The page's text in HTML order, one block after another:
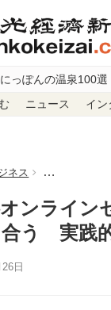
にっぽんの温泉100選
ニュース イン
ネス 【無料オンラ
オンライ
う 実践
日